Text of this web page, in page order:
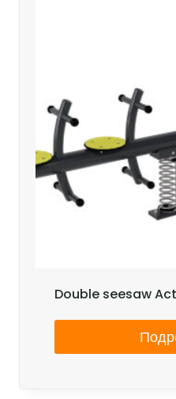
Double seesaw